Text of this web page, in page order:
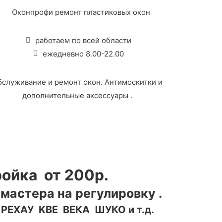
работаем по всей области
ежедневно 8.00-22.00
и ремонт окон. Антимоскитки и
дополнительные аксессуары .
от 200р.
на регулировку .
KBE ВЕКА ШУКО и т.д.